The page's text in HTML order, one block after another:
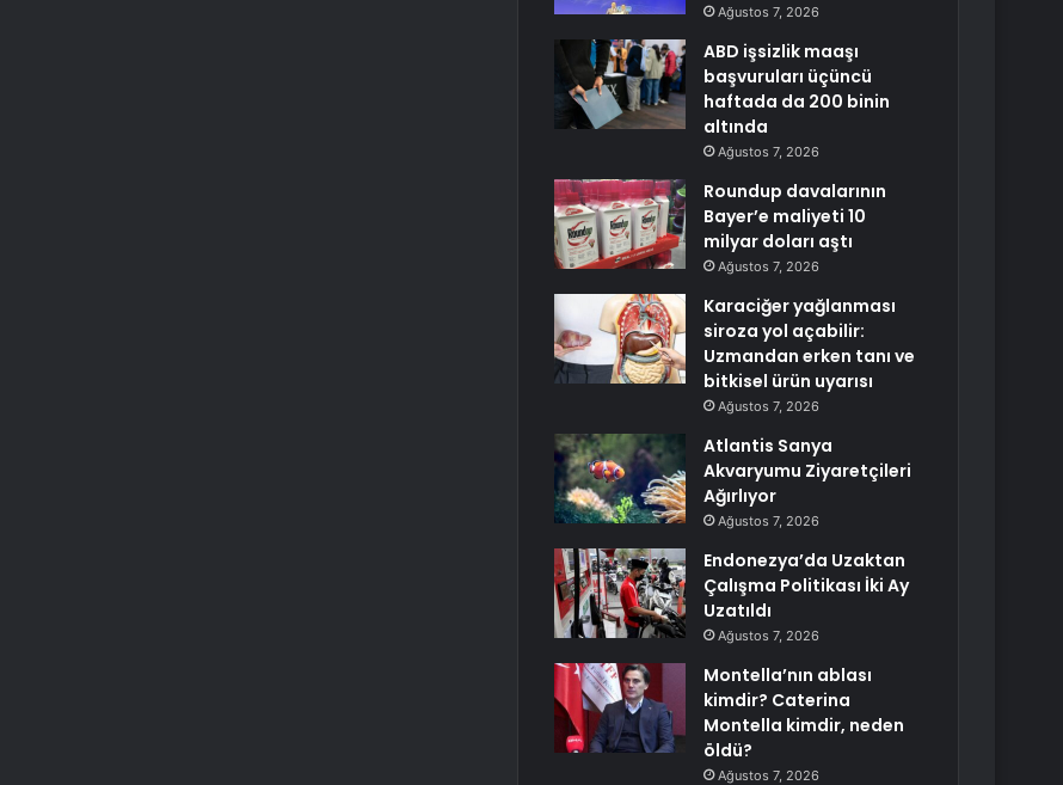
Ağustos 7, 2026
ABD işsizlik maaşı
başvuruları üçüncü
haftada da 200 binin
altında
Ağustos 7, 2026
Roundup davalarının
Bayer’e maliyeti 10
milyar doları aştı
Ağustos 7, 2026
Karaciğer yağlanması
siroza yol açabilir:
Uzmandan erken tanı ve
bitkisel ürün uyarısı
Ağustos 7, 2026
Atlantis Sanya
Akvaryumu Ziyaretçileri
Ağırlıyor
Ağustos 7, 2026
Endonezya’da Uzaktan
Çalışma Politikası İki Ay
Uzatıldı
Ağustos 7, 2026
Montella’nın ablası
kimdir? Caterina
Montella kimdir, neden
öldü?
Ağustos 7, 2026